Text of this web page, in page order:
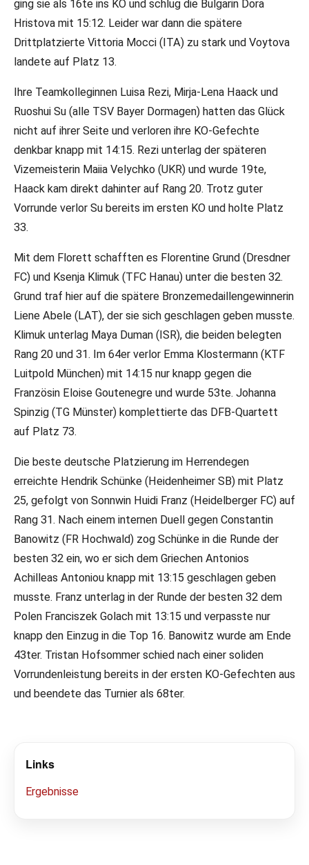
ging sie als 16te ins KO und schlug die Bulgarin Dora
Hristova mit 15:12. Leider war dann die spätere
Drittplatzierte Vittoria Mocci (ITA) zu stark und Voytova
landete auf Platz 13.
Ihre Teamkolleginnen Luisa Rezi, Mirja-Lena Haack und
Ruoshui Su (alle TSV Bayer Dormagen) hatten das Glück
nicht auf ihrer Seite und verloren ihre KO-Gefechte
denkbar knapp mit 14:15. Rezi unterlag der späteren
Vizemeisterin Maiia Velychko (UKR) und wurde 19te,
Haack kam direkt dahinter auf Rang 20. Trotz guter
Vorrunde verlor Su bereits im ersten KO und holte Platz
33.
Mit dem Florett schafften es Florentine Grund (Dresdner
FC) und Ksenja Klimuk (TFC Hanau) unter die besten 32.
Grund traf hier auf die spätere Bronzemedaillengewinnerin
Liene Abele (LAT), der sie sich geschlagen geben musste.
Klimuk unterlag Maya Duman (ISR), die beiden belegten
Rang 20 und 31. Im 64er verlor Emma Klostermann (KTF
Luitpold München) mit 14:15 nur knapp gegen die
Französin Eloise Goutenegre und wurde 53te. Johanna
Spinzig (TG Münster) komplettierte das DFB-Quartett
auf Platz 73.
Die beste deutsche Platzierung im Herrendegen
erreichte Hendrik Schünke (Heidenheimer SB) mit Platz
25, gefolgt von Sonnwin Huidi Franz (Heidelberger FC) auf
Rang 31. Nach einem internen Duell gegen Constantin
Banowitz (FR Hochwald) zog Schünke in die Runde der
besten 32 ein, wo er sich dem Griechen Antonios
Achilleas Antoniou knapp mit 13:15 geschlagen geben
musste. Franz unterlag in der Runde der besten 32 dem
Polen Franciszek Golach mit 13:15 und verpasste nur
knapp den Einzug in die Top 16. Banowitz wurde am Ende
43ter. Tristan Hofsommer schied nach einer soliden
Vorrundenleistung bereits in der ersten KO-Gefechten aus
und beendete das Turnier als 68ter.
Links
Ergebnisse